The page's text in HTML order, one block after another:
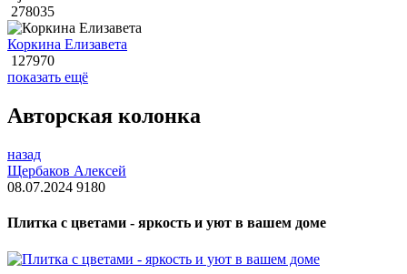
278035
Коркина Елизавета
127970
показать ещё
Авторская колонка
назад
Щербаков Алексей
08.07.2024 9180
Плитка с цветами - яркость и уют в вашем доме